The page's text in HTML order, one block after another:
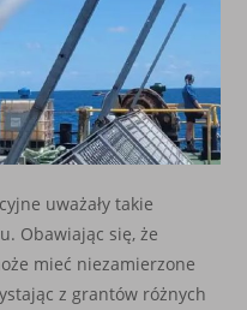
uważały takie
Obawiając się, że
mieć niezamierzone
z grantów różnych